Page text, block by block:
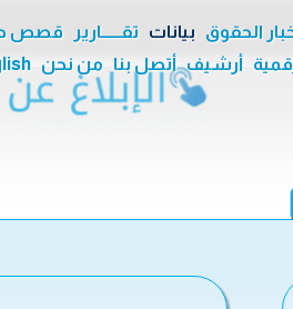
الحقوق بيانات تقــــــارير قصص
أرشيف أتصل بنا من نحن